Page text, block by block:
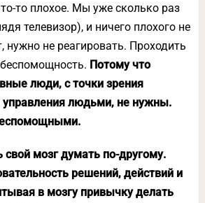
то плохое. Мы уже сколько раз
телевизор), и ничего плохого не
нужно не реагировать. Проходить
Потому что
люди, с точки зрения
людьми, не нужны.
мозг думать по-другому.
решений, действий и
в мозгу привычку делать